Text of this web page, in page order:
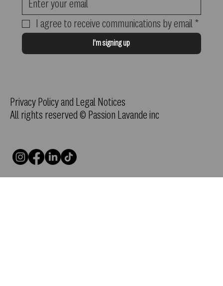
I agree to receive communications by email *
I'm signing up
Privacy Policy and Legal Notices
All rights reserved © Passion Lavande inc